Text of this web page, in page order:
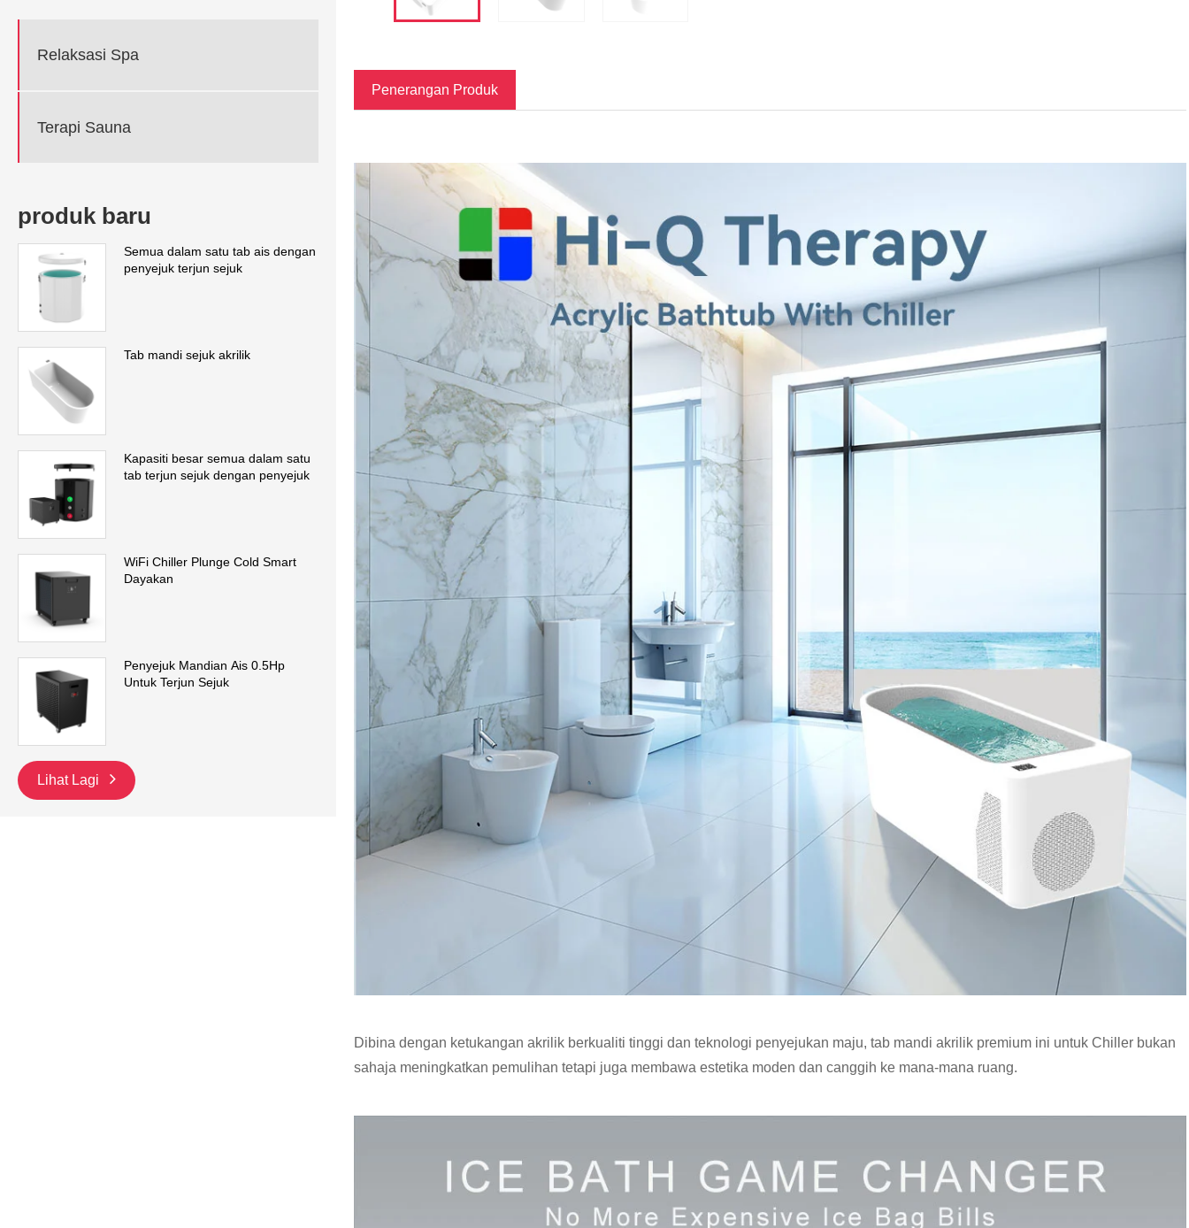
Relaksasi Spa
Terapi Sauna
produk baru
Semua dalam satu tab ais dengan
penyejuk terjun sejuk
Tab mandi sejuk akrilik
Kapasiti besar semua dalam satu
tab terjun sejuk dengan penyejuk
WiFi Chiller Plunge Cold Smart
Dayakan
Penyejuk Mandian Ais 0.5Hp
Untuk Terjun Sejuk
Lihat Lagi
Penerangan Produk
Dibina dengan ketukangan akrilik berkualiti tinggi dan teknologi penyejukan maju, tab mandi akrilik premium ini untuk Chiller bukan
sahaja meningkatkan pemulihan tetapi juga membawa estetika moden dan canggih ke mana-mana ruang.